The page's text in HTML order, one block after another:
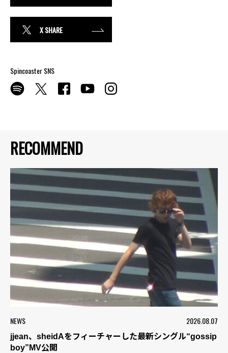
RECOMMEND
NEWS 2026.08.07
jjean、sheidAをフィーチャーした最新シングル“gossip
boy”MV公開
X SHARE
Spincoaster SNS